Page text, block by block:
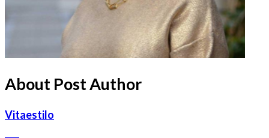
About Post Author
Vitaestilo